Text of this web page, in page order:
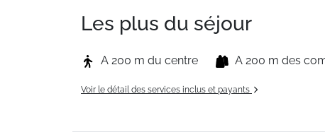
Les plus du séjour
A 200 m du centre A 200 m des
Voir le détail des services inclus et payants